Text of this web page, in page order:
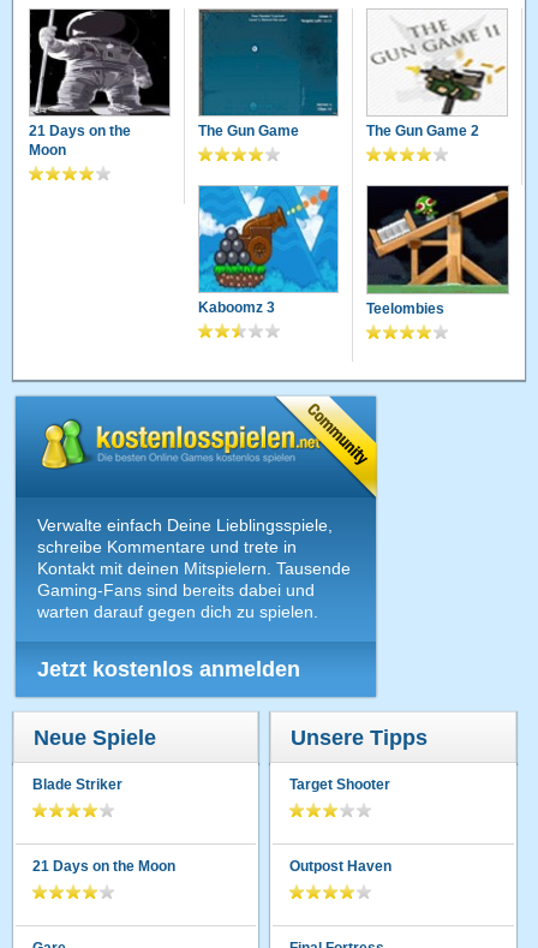
21 Days on the
Moon
The Gun Game The Gun Game 2
Kaboomz 3 Teelombies
Verwalte einfach Deine Lieblingsspiele,
schreibe Kommentare und trete in
Kontakt mit deinen Mitspielern. Tausende
Gaming-Fans sind bereits dabei und
warten darauf gegen dich zu spielen.
Jetzt kostenlos anmelden
Neue Spiele
Blade Striker
21 Days on the Moon
Unsere Tipps
Target Shooter
Outpost Haven